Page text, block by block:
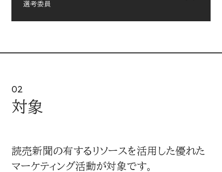
選考委員
02
対象
読売新聞の有するリソースを活用した優れた
マーケティング活動が対象です。